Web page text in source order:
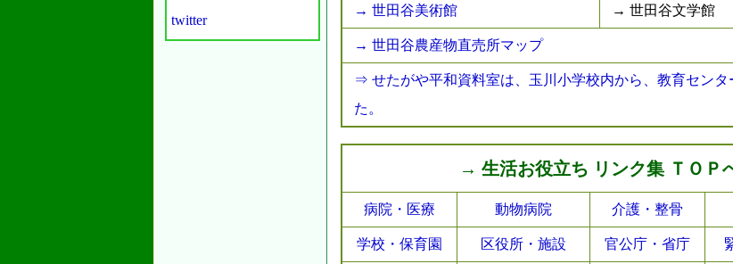
twitter
→ 世田谷美術館 → 世田谷文学館
→ 世田谷農産物直売所マップ
⇒ せたがや平和資料室は、玉川小学校内から、教育センタ
た。
→ 生活お役立ち リンク集 ＴＯＰ
病院・医療 動物病院 介護・整骨
学校・保育園 区役所・施設 官公庁・省庁